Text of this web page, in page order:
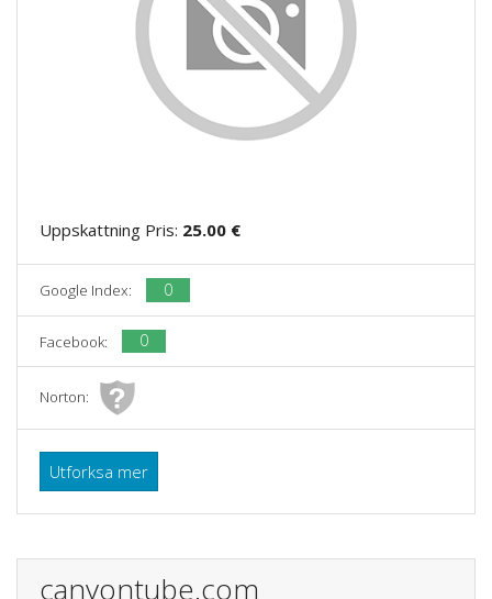
Uppskattning Pris: 25.00 €
Google Index: 0
Facebook: 0
Norton:
Utforksa mer
canyontube.com